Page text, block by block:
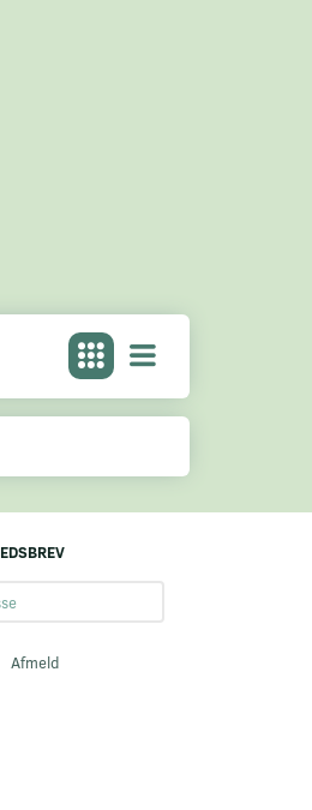
Afmeld